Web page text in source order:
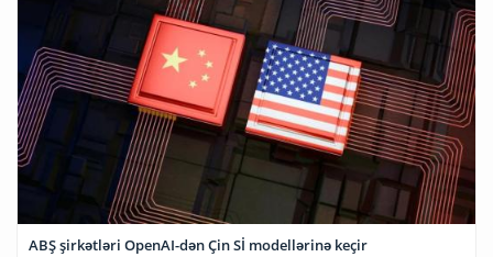
ABŞ şirkətləri OpenAI-dən Çin Sİ modellərinə keçir